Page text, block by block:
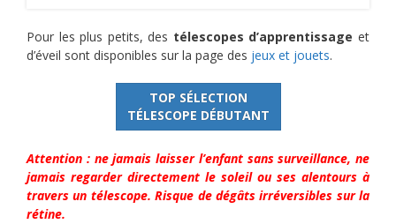
Pour les plus petits, des télescopes d’apprentissage et
d’éveil sont disponibles sur la page des jeux et jouets.
TOP SÉLECTION
TÉLESCOPE DÉBUTANT
Attention : ne jamais laisser l’enfant sans surveillance, ne
jamais regarder directement le soleil ou ses alentours à
travers un télescope. Risque de dégâts irréversibles sur la
rétine.